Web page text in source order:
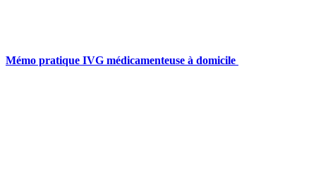
Mémo pratique IVG médicamenteuse à domicile